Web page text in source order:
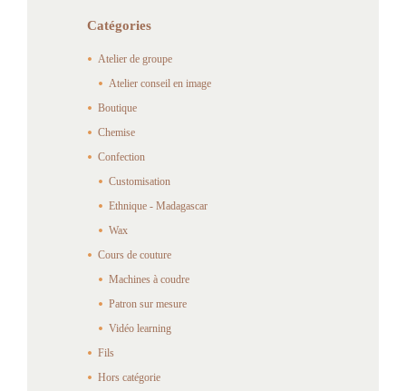
Catégories
Atelier de groupe
Atelier conseil en image
Boutique
Chemise
Confection
Customisation
Ethnique - Madagascar
Wax
Cours de couture
Machines à coudre
Patron sur mesure
Vidéo learning
Fils
Hors catégorie